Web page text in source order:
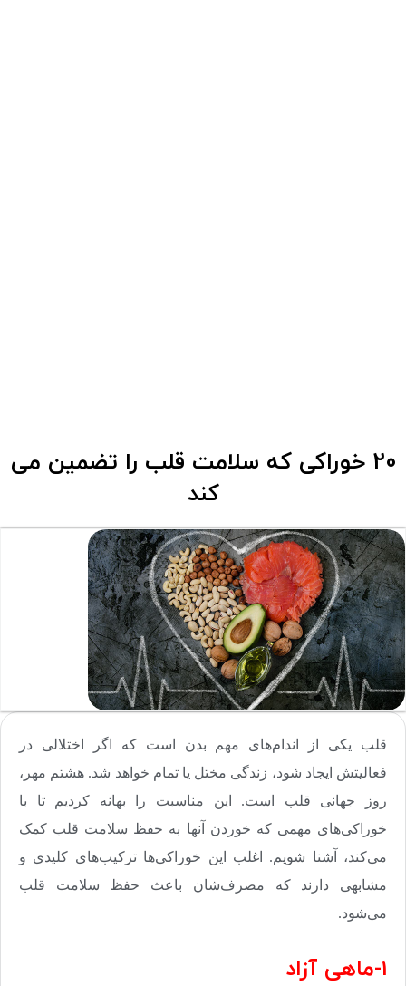
20 خوراکی که سلامت قلب را تضمین می
کند
قلب یکی از اندام‌های مهم بدن است که اگر اختلالی در
فعالیتش ایجاد شود، زندگی مختل یا تمام خواهد شد. هشتم مهر،
روز جهانی قلب است. این مناسبت را بهانه کردیم تا با
خوراکی‌های مهمی که خوردن آنها به حفظ سلامت قلب کمک
می‌کند، آشنا شویم. اغلب این خوراکی‌ها ترکیب‌های کلیدی و
مشابهی دارند که مصرف‌شان باعث حفظ سلامت قلب
می‌شود.
1-ماهی آزاد